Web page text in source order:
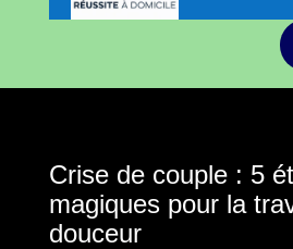
Crise de couple : 5
magiques pour la
douceur